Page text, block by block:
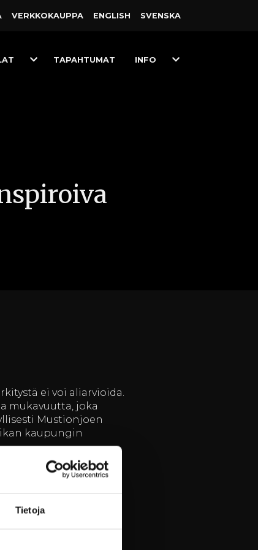
Tietoja
VERKKO­KAUPPA ENGLISH SVENSKA
ToggleTAPAHTUMAT INFO
Toggle
ei voi aliarvioida.
mukavuutta, joka
Mustionjoen
kaupungin
tarjonnastaan.
eri kokoisille
joka tukee